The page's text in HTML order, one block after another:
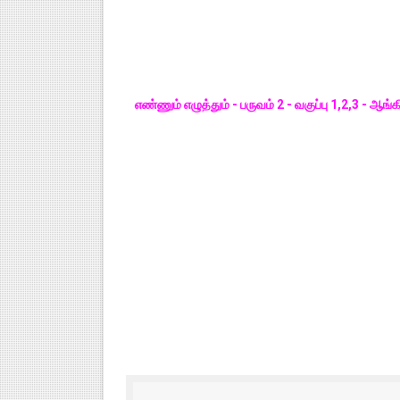
எண்ணும் எழுத்தும் - பருவம் 2 - வகுப்பு 1,2,3 -